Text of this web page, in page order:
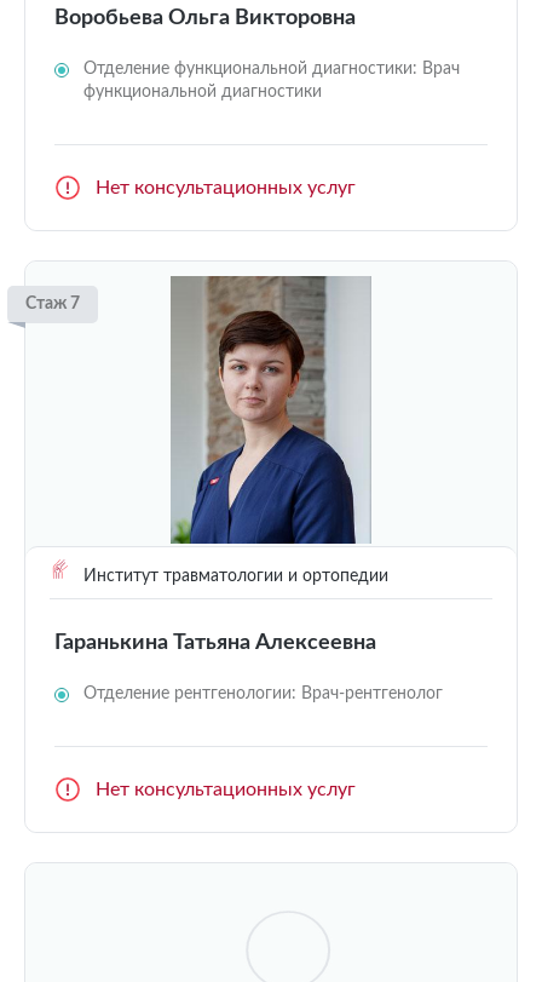
Воробьева Ольга Викторовна
Отделение функциональной диагностики: Врач
функциональной диагностики
Нет консультационных услуг
Стаж 7
Институт травматологии и ортопедии
Гаранькина Татьяна Алексеевна
Отделение рентгенологии: Врач-рентгенолог
Нет консультационных услуг